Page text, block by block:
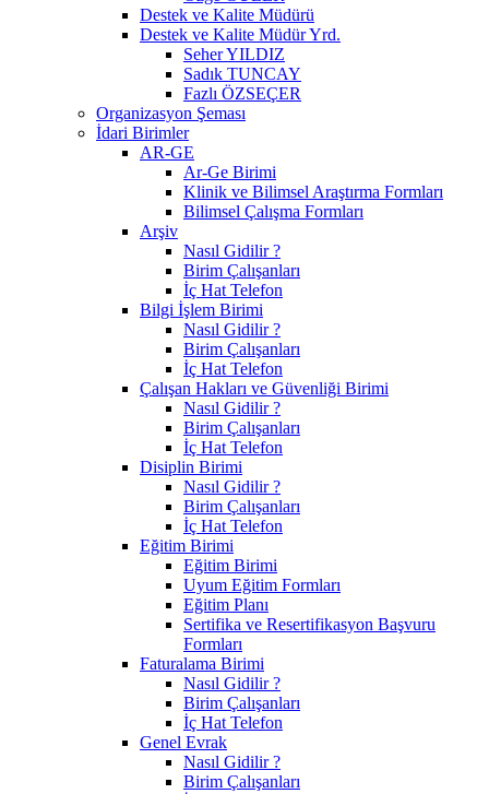
Destek ve Kalite Müdürü
Destek ve Kalite Müdür Yrd.
Seher YILDIZ
Sadık TUNCAY
Fazlı ÖZSEÇER
Organizasyon Şeması
İdari Birimler
AR-GE
Ar-Ge Birimi
Klinik ve Bilimsel Araştırma Formları
Bilimsel Çalışma Formları
Arşiv
Nasıl Gidilir ?
Birim Çalışanları
İç Hat Telefon
Bilgi İşlem Birimi
Nasıl Gidilir ?
Birim Çalışanları
İç Hat Telefon
Çalışan Hakları ve Güvenliği Birimi
Nasıl Gidilir ?
Birim Çalışanları
İç Hat Telefon
Disiplin Birimi
Nasıl Gidilir ?
Birim Çalışanları
İç Hat Telefon
Eğitim Birimi
Eğitim Birimi
Uyum Eğitim Formları
Eğitim Planı
Sertifika ve Resertifikasyon Başvuru
Formları
Faturalama Birimi
Nasıl Gidilir ?
Birim Çalışanları
İç Hat Telefon
Genel Evrak
Nasıl Gidilir ?
Birim Çalışanları